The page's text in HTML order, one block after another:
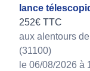
lance
252€ TTC
aux alentours
(31100)
le 06/08/2026 à